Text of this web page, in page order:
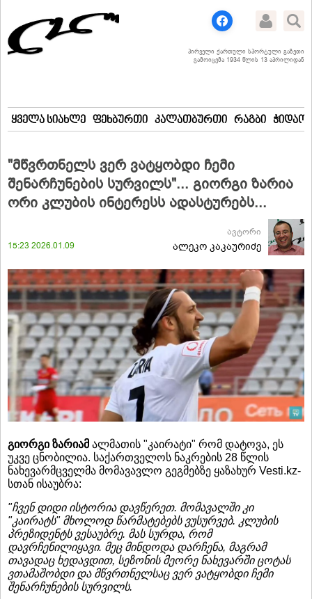
პირველი ქართული სპორტული გაზეთი
გამოიცემა 1934 წლის 13 აპრილიდან
ყველა სიახლე ფეხბურთი კალათბურთი რაგბი
"მწვრთნელს ვერ ვატყობდი ჩემი
შენარჩუნების სურვილს"... გიორგი ზარია
ორი კლუბის ინტერესს ადასტურებს...
15:23 2026.01.09
ავტორი
ალეკო კაკაურიძე
გიორგი ზარიამ ალმათის "კაირატი" რომ დატოვა, ეს
უკვე ცნობილია. საქართველოს ნაკრების 28 წლის
ნახევარმცველმა მომავავლო გეგმებზე ყაზახურ Vesti.kz-
სთან ისაუბრა:
"ჩვენ დიდი ისტორია დავწერეთ. მომავალში კი
"კაირატს" მხოლოდ წარმატებებს ვუსურვებ. კლუბის
პრეზიდენტს ვესაუბრე. მას სურდა, რომ
დავრჩენილიყავი. მეც მინდოდა დარჩენა, მაგრამ
თავადაც ხედავდით, სეზონის მეორე ნახევარში ცოტას
ვთამაშობდი და მწვრთნელსაც ვერ ვატყობდი ჩემი
შენარჩუნების სურვილს.